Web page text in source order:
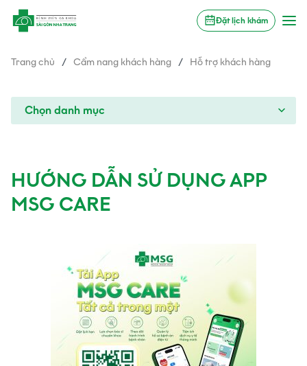
Đặt lịch khám
Trang chủ / Cẩm nang khách hàng / Hỗ trợ khách hàng
Chọn danh mục
HƯỚNG DẪN SỬ DỤNG APP
MSG CARE